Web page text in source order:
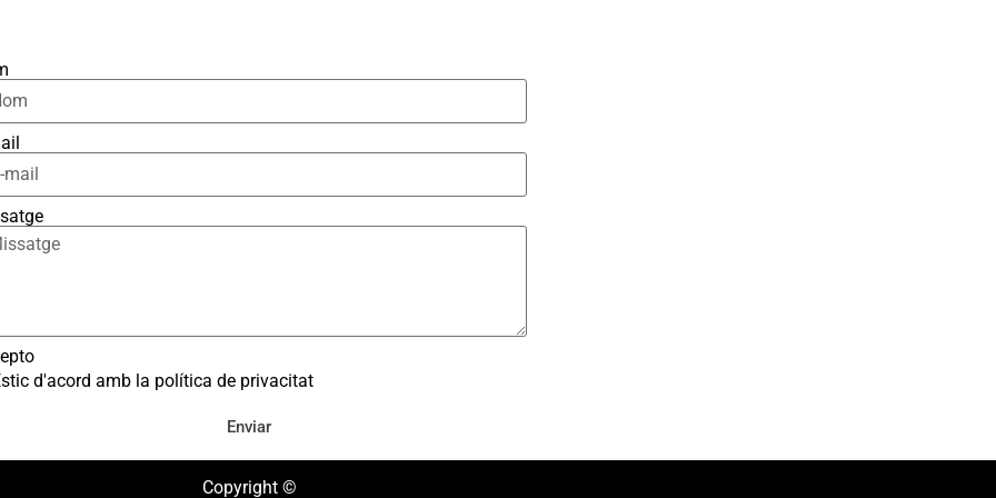
d'acord amb la política de privacitat
Enviar
Copyright ©